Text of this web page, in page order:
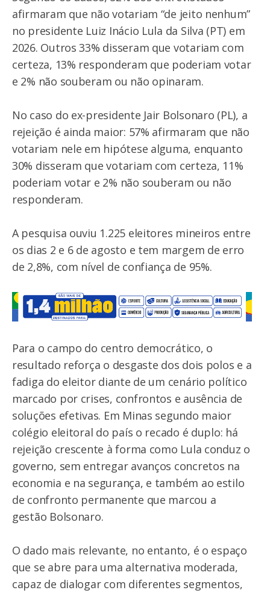
afirmaram que não votariam “de jeito nenhum”
no presidente Luiz Inácio Lula da Silva (PT) em
2026. Outros 33% disseram que votariam com
certeza, 13% responderam que poderiam votar
e 2% não souberam ou não opinaram.
No caso do ex-presidente Jair Bolsonaro (PL), a
rejeição é ainda maior: 57% afirmaram que não
votariam nele em hipótese alguma, enquanto
30% disseram que votariam com certeza, 11%
poderiam votar e 2% não souberam ou não
responderam.
A pesquisa ouviu 1.225 eleitores mineiros entre
os dias 2 e 6 de agosto e tem margem de erro
de 2,8%, com nível de confiança de 95%.
Para o campo do centro democrático, o
resultado reforça o desgaste dos dois polos e a
fadiga do eleitor diante de um cenário político
marcado por crises, confrontos e ausência de
soluções efetivas. Em Minas segundo maior
colégio eleitoral do país o recado é duplo: há
rejeição crescente à forma como Lula conduz o
governo, sem entregar avanços concretos na
economia e na segurança, e também ao estilo
de confronto permanente que marcou a
gestão Bolsonaro.
O dado mais relevante, no entanto, é o espaço
que se abre para uma alternativa moderada,
capaz de dialogar com diferentes segmentos,